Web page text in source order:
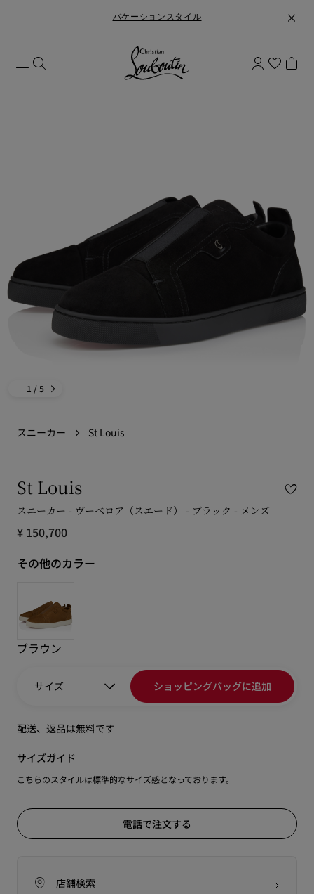
バケーションスタイル
1 / 5
スニーカー St Louis
St Louis
スニーカー - ヴーベロア（スエード） - ブラック - メンズ
¥ 150,700
その他のカラー
ブラウン
サイズ ショッピングバッグに追加
配送、返品は無料です
サイズガイド
こちらのスタイルは標準的なサイズ感となっております。
電話で注文する
店舗検索